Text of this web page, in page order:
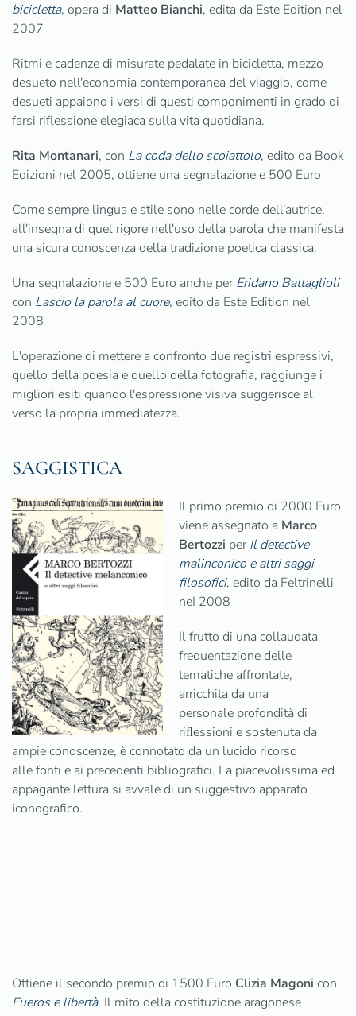
bicicletta, opera di Matteo Bianchi, edita da Este Edition nel
2007
Ritmi e cadenze di misurate pedalate in bicicletta, mezzo
desueto nell'economia contemporanea del viaggio, come
desueti appaiono i versi di questi componimenti in grado di
farsi riflessione elegiaca sulla vita quotidiana.
Rita Montanari, con La coda dello scoiattolo, edito da Book
Edizioni nel 2005, ottiene una segnalazione e 500 Euro
Come sempre lingua e stile sono nelle corde dell'autrice,
all'insegna di quel rigore nell'uso della parola che manifesta
una sicura conoscenza della tradizione poetica classica.
Una segnalazione e 500 Euro anche perEridano Battaglioli
con Lascio la parola al cuore, edito da Este Edition nel
2008
L'operazione di mettere a confronto due registri espressivi,
quello della poesia e quello della fotografia, raggiunge i
migliori esiti quando l'espressione visiva suggerisce al
verso la propria immediatezza.
SAGGISTICA
Il primo premio di 2000 Euro
viene assegnato a Marco
Bertozzi perIl detective
malinconico e altri saggi
filosofici, edito da Feltrinelli
neI 2008
Il frutto di una collaudata
frequentazione delle
tematiche affrontate,
arricchita da una
personale profondità di
riﬂessioni e sostenuta da
ampie conoscenze, è connotato da un lucido ricorso
alle fonti e ai precedenti bibliografici. La piacevolissima ed
appagante lettura si avvale di un suggestivo apparato
iconografico.
Ottiene il secondo premio di 1500 Euro Clizia Magoni con
Fueros e libertà. Il mito della costituzione aragonese